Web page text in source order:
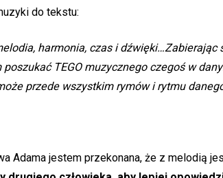
do tekstu:
harmonia, czas i
TEGO muzycznego czegoś w
przede wszystkim rymów i rytmu
Adama jestem przekonana, że z melodią